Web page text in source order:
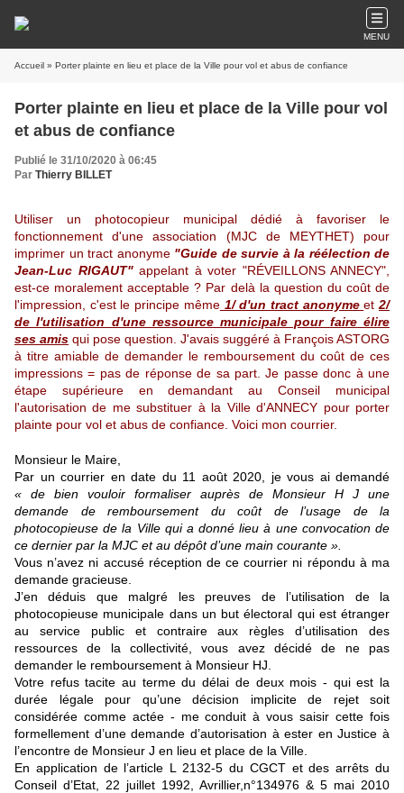
MENU
Accueil » Porter plainte en lieu et place de la Ville pour vol et abus de confiance
Porter plainte en lieu et place de la Ville pour vol
et abus de confiance
Publié le 31/10/2020 à 06:45
Par Thierry BILLET
Utiliser un photocopieur municipal dédié à favoriser le
fonctionnement d'une association (MJC de MEYTHET) pour
imprimer un tract anonyme "Guide de survie à la réélection de
Jean-Luc RIGAUT" appelant à voter "RÉVEILLONS ANNECY",
est-ce moralement acceptable ? Par delà la question du coût de
l'impression, c'est le principe même1/ d'un tract anonymeet2/
de l'utilisation d'une ressource municipale pour faire élire
ses amis qui pose question. J'avais suggéré à François ASTORG
à titre amiable de demander le remboursement du coût de ces
impressions = pas de réponse de sa part. Je passe donc à une
étape supérieure en demandant au Conseil municipal
l'autorisation de me substituer à la Ville d'ANNECY pour porter
plainte pour vol et abus de confiance. Voici mon courrier.
Monsieur le Maire,
Par un courrier en date du 11 août 2020, je vous ai demandé
« de bien vouloir formaliser auprès de Monsieur H J une
demande de remboursement du coût de l’usage de la
photocopieuse de la Ville qui a donné lieu à une convocation de
ce dernier par la MJC et au dépôt d’une main courante ».
Vous n’avez ni accusé réception de ce courrier ni répondu à ma
demande gracieuse.
J’en déduis que malgré les preuves de l’utilisation de la
photocopieuse municipale dans un but électoral qui est étranger
au service public et contraire aux règles d’utilisation des
ressources de la collectivité, vous avez décidé de ne pas
demander le remboursement à Monsieur HJ.
Votre refus tacite au terme du délai de deux mois - qui est la
durée légale pour qu’une décision implicite de rejet soit
considérée comme actée - me conduit à vous saisir cette fois
formellement d’une demande d’autorisation à ester en Justice à
l’encontre de Monsieur J en lieu et place de la Ville.
En application de l’article L 2132-5 du CGCT et des arrêts du
Conseil d’Etat, 22 juillet 1992, Avrillier,n°134976 & 5 mai 2010